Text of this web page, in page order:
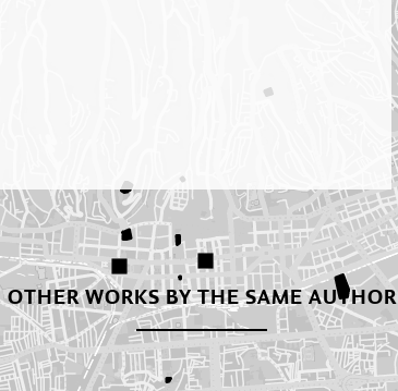
OTHER WORKS BY THE SAME AUTHOR